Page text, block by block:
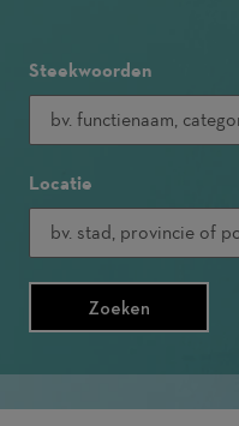
Steekwoorden
Locatie
Zoeken